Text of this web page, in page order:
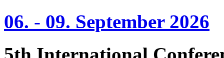
06. - 09. September 2026